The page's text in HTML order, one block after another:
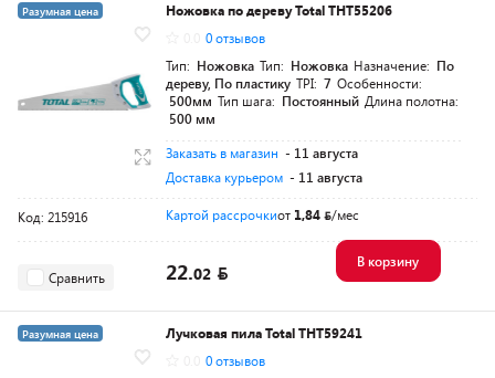
Разумная цена
Ножовка по дереву Total THT55206
0 отзывов
Тип: Ножовка Тип: Ножовка Назначение: По
дереву, По пластику TPI: 7 Особенности:
500мм Тип шага: Постоянный Длина полотна:
500 мм
Заказать в магазин - 11 августа
Доставка курьером - 11 августа
Код: 215916 Картой рассрочкиот 1,84 /мес
Сравнить 22.02
В корзину
Разумная цена
Лучковая пила Total THT59241
0 отзывов